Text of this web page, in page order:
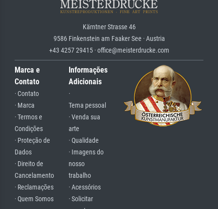
Kärntner Strasse 46
9586 Finkenstein am Faaker See · Austria
+43 4257 29415 · office@meisterdrucke.com
Marca e
Contato
· Contato
· Marca
· Termos e
Condições
· Proteção de
Dados
· Direito de
Cancelamento
· Reclamações
· Quem Somos
Informações
Adicionais
·
Tema pessoal
· Venda sua
arte
· Qualidade
· Imagens do
nosso
trabalho
· Acessórios
· Solicitar